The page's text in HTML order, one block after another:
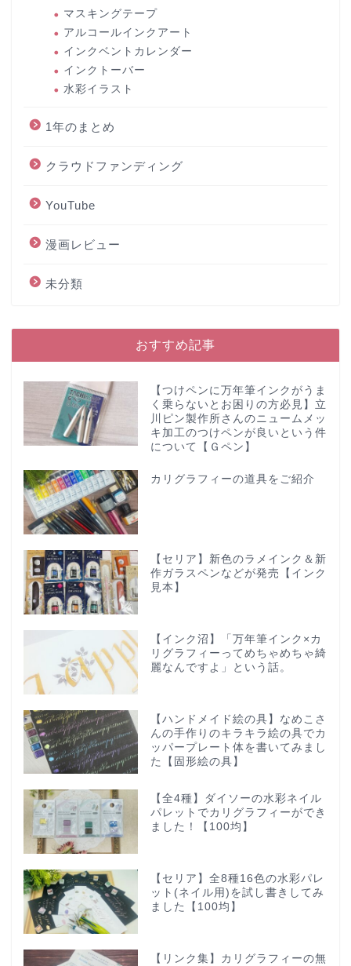
マスキングテープ
アルコールインクアート
インクベントカレンダー
インクトーバー
水彩イラスト
1年のまとめ
クラウドファンディング
YouTube
漫画レビュー
未分類
おすすめ記事
【つけペンに万年筆インクがうま
く乗らないとお困りの方必見】立
川ピン製作所さんのニュームメッ
キ加工のつけペンが良いという件
について【Ｇペン】
カリグラフィーの道具をご紹介
【セリア】新色のラメインク＆新
作ガラスペンなどが発売【インク
見本】
【インク沼】「万年筆インク×カ
リグラフィーってめちゃめちゃ綺
麗なんですよ」という話。
【ハンドメイド絵の具】なめこさ
んの手作りのキラキラ絵の具でカ
ッパープレート体を書いてみまし
た【固形絵の具】
【全4種】ダイソーの水彩ネイル
パレットでカリグラフィーができ
ました！【100均】
【セリア】全8種16色の水彩パレ
ット(ネイル用)を試し書きしてみ
ました【100均】
【リンク集】カリグラフィーの無